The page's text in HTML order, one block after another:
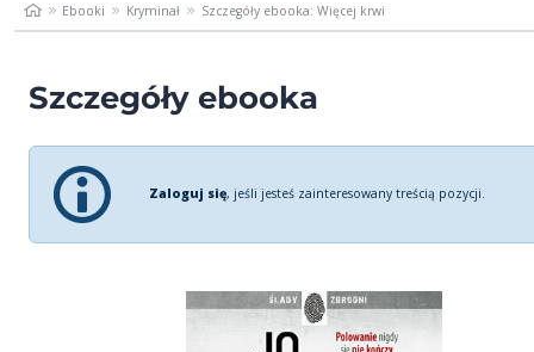
Ebooki Kryminał Szczegóły ebooka: Więcej krwi
Szczegóły ebooka
Zaloguj się, jeśli jesteś zainteresowany treścią pozycji.